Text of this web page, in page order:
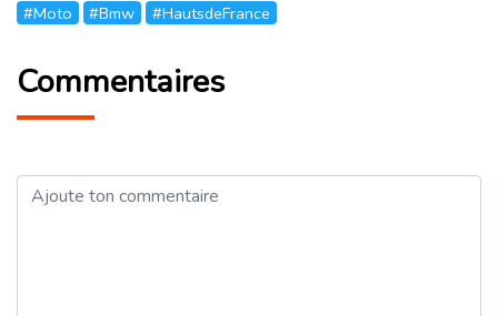
#Moto #Bmw #HautsdeFrance
Commentaires